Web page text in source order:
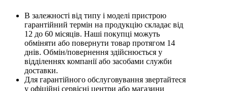
В залежності від типу і моделі пристрою
гарантійний термін на продукцію складає від
12 до 60 місяців. Наші покупці можуть
обміняти або повернути товар протягом 14
днів. Обмін/повернення здійснюється у
відділеннях компанії або засобами служби
доставки.
Для гарантійного обслуговування звертайтеся
у офіційні сервісні центри або магазини